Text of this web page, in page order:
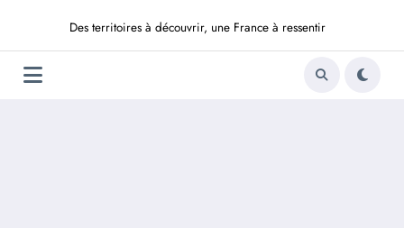
Des territoires à découvrir, une France à ressentir